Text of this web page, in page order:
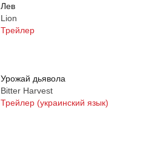
Лев
Lion
Трейлер
Урожай дьявола
Bitter Harvest
Трейлер (украинский язык)